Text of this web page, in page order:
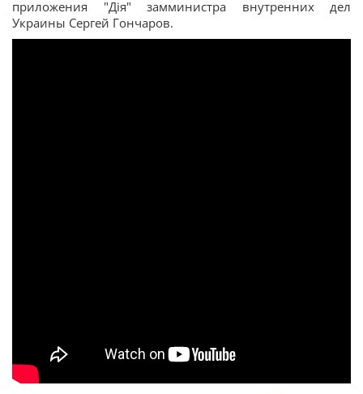
приложения "Дія" замминистра внутренних дел
Украины Сергей Гончаров.